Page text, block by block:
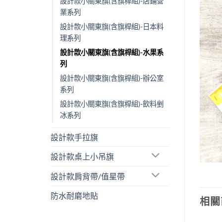
業系列
設計款小關東旗(含旗桿組)-日本料
理系列
設計款小關東旗(含旗桿組)-水果系
列
設計款小關東旗(含旗桿組)-辦公室
系列
設計款小關東旗(含旗桿組)-飲料剉
冰系列
設計款手拉旗
設計款桌上小吊旗
設計款肩背帶/值星帶
防水耐磨地貼
相